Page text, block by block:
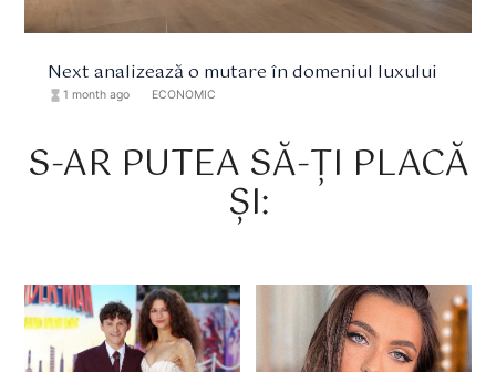
Next analizează o mutare în domeniul luxului
hourglass_full 1 month ago ECONOMIC
S-AR PUTEA SĂ-ȚI PLACĂ
ȘI: